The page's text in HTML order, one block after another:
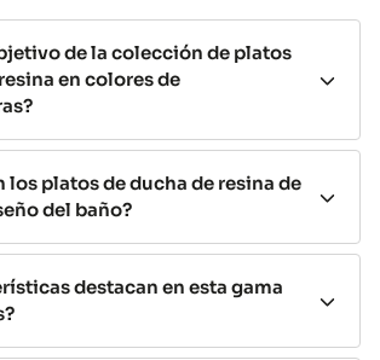
fiable en el uso diario.
de los platos de ducha
de colores
a partir de una mezcla de
base robusta, estable, extraplana
. Este tipo de material ofrece
de absorción de impactos, una
y una agradable sensación térmica
de la colección de platos
en colores de
los platos de ducha de resina de
del baño?
destacan en esta gama